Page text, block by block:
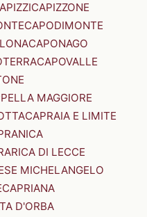
CAPIZZONE
CAPODIMONTE
CAPONAGO
CAPOVALLE
MAGGIORE
CAPRAIA E LIMITE
DI LECCE
MICHELANGELO
CAPRIANA
D'ORBA